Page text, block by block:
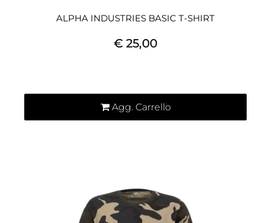
ALPHA INDUSTRIES BASIC T-SHIRT
€ 25,00
Agg. Carrello